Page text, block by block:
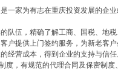
一家为有志在重庆投资发展的企
队伍，精确了解工商、国税、地
户提供上门签约服务，为新老客
经营成本，得到企业的支持与信任
度，有规范的代理合同及保密制度